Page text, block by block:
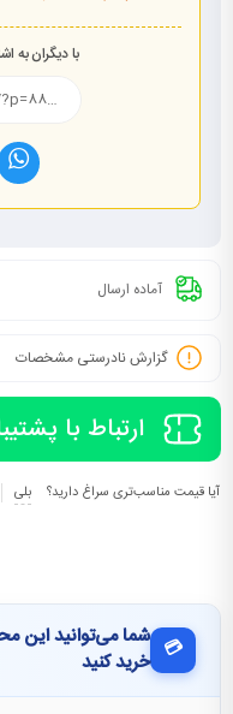
با دیگران به
آماده ارسال
گزارش نادرستی مشخصات
ارتباط با
آیا قیمت مناسب‌تری سراغ دارید؟ بلی
💳 شما می‌توانید این
خرید کنید